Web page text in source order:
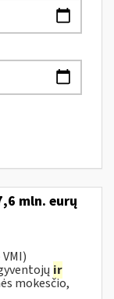
mln. eurų
ir
mokesčio,